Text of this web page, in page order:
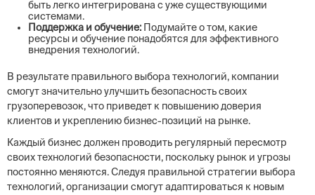
быть легко интегрирована с уже существующими
системами.
Поддержка и обучение: Подумайте о том, какие
ресурсы и обучение понадобятся для эффективного
внедрения технологий.
В результате правильного выбора технологий, компании
смогут значительно улучшить безопасность своих
грузоперевозок, что приведет к повышению доверия
клиентов и укреплению бизнес-позиций на рынке.
Каждый бизнес должен проводить регулярный пересмотр
своих технологий безопасности, поскольку рынок и угрозы
постоянно меняются. Следуя правильной стратегии выбора
технологий, организации смогут адаптироваться к новым